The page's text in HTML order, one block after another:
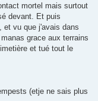
mortel mais surtout
devant. Et puis
et vu que j'avais dans
grace aux terrains
et tué tout le
(etje ne sais plus